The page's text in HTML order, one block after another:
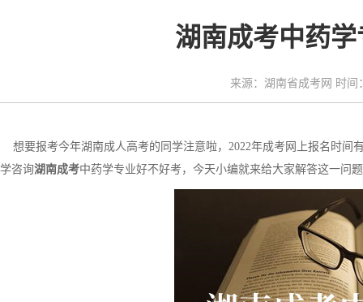
湖南成考中药
来源：湖南省成考网 时间
想要报考今年湖南成人高考的同学注意啦，2022年成考网上报名时间
学咨询湖南成考中药学专业好不好考，今天小编就来给大家解答这一问